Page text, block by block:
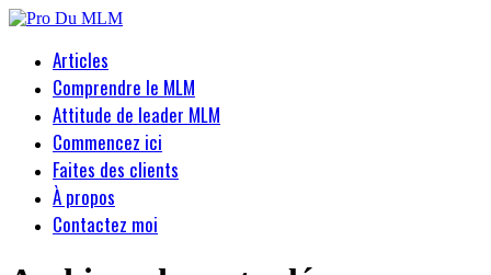
Articles
Comprendre le MLM
Attitude de leader MLM
Commencez ici
Faites des clients
À propos
Contactez moi